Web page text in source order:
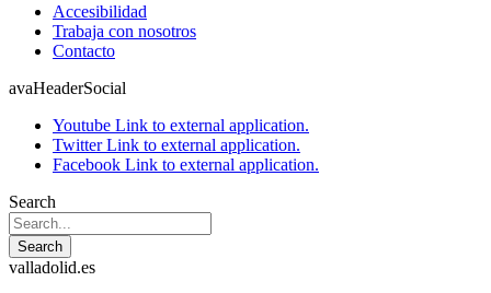
Accesibilidad
Trabaja con nosotros
Contacto
avaHeaderSocial
Youtube Link to external application.
TwitterLink to external application.
Facebook Link to external application.
Search
Search
valladolid.es